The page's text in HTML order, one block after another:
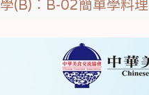
(B)：B-02簡單學料理